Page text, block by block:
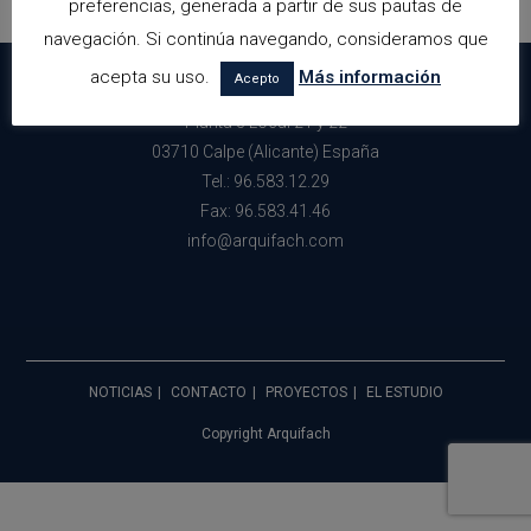
Avda. Gabriel Miro nº34 Edf. Perlamar
Planta 3 Local 21 y 22
03710 Calpe (Alicante) España
Tel.: 96.583.12.29
Fax: 96.583.41.46
info@arquifach.com
NOTICIAS CONTACTO PROYECTOS EL ESTUDIO
Copyright Arquifach
preferencias, generada a partir de sus pautas de
navegación. Si continúa navegando, consideramos que
acepta su uso.
Acepto Más información